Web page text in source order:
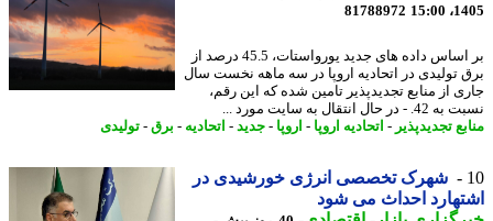
81788972
بر اساس داده های جدید یورواستات، 45.5 درصد از
تولیدی در اتحادیه اروپا در سه ماهه نخست سال
از منابع تجدیدپذیر تامین شده که این رقم،
ﺣﺎل اﻧﺘﻘﺎل ﺑﻪ ﺳﺎﯾﺖ ﻣﻮرد ...
تجدیدپذیر-اتحادیه اروپا - اروپا - جدید-اتحادیه-برق - تولیدی
شهرک تخصصی انرژی خورشیدی در
احداث می شود